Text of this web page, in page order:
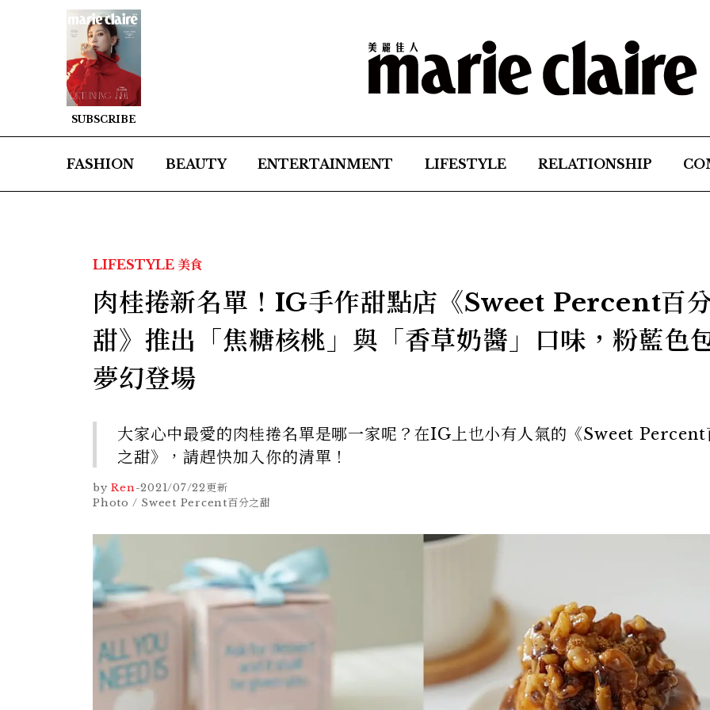
SUBSCRIBE
FASHION BEAUTY ENTERTAINMENT LIFESTYLE RELATIONSHIP
LIFESTYLE 美食
肉桂捲新名單！IG手作甜點店《Sweet Percent百
甜》推出「焦糖核桃」與「香草奶醬」口味，粉藍色
夢幻登場
大家心中最愛的肉桂捲名單是哪一家呢？在IG上也小有人氣的《Sweet Percent
之甜》，請趕快加入你的清單！
by Ren-2021/07/22更新
Photo / Sweet Percent百分之甜